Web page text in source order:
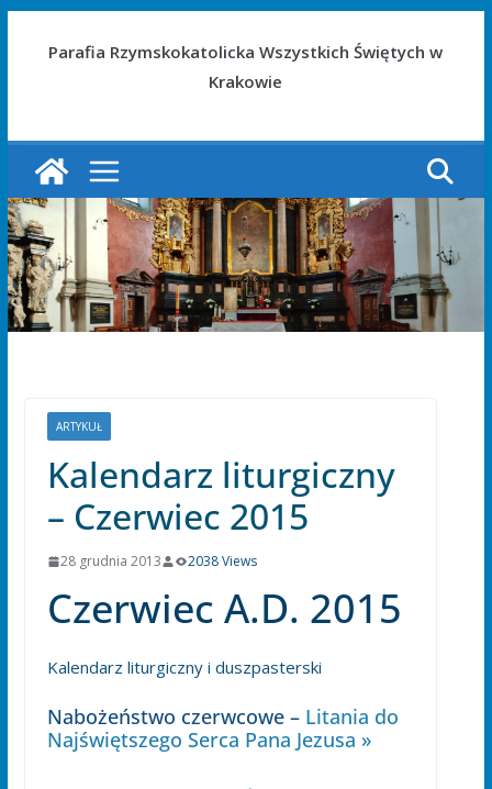
Parafia Rzymskokatolicka Wszystkich Świętych w
Krakowie
ARTYKUŁ
Kalendarz liturgiczny
– Czerwiec 2015
28 grudnia 2013 2038 Views
Czerwiec A.D. 2015
Kalendarz liturgiczny i duszpasterski
Nabożeństwo czerwcowe – Litania do
Najświętszego Serca Pana Jezusa »